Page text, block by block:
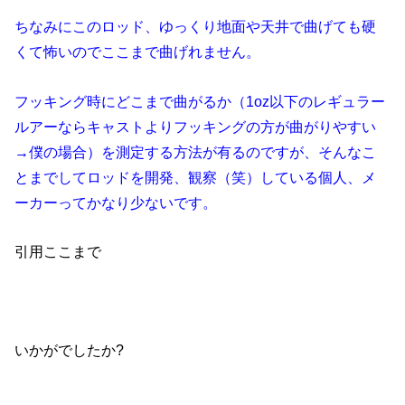
ちなみにこのロッド、ゆっくり地面や天井で曲げても硬
くて怖いのでここまで曲げれません。
フッキング時にどこまで曲がるか（1oz以下のレギュラー
ルアーならキャストよりフッキングの方が曲がりやすい
→僕の場合）を測定する方法が有るのですが、そんなこ
とまでしてロッドを開発、観察（笑）している個人、メ
ーカーってかなり少ないです。
引用ここまで
いかがでしたか?